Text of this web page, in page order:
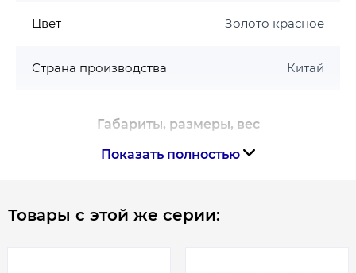
Цвет Золото красное
Страна производства Китай
Габариты, размеры, вес
Показать полностью
Товары с этой же серии: